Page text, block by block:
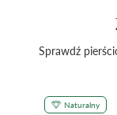
Sprawdź
Naturalny